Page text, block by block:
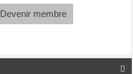

Devenir membre